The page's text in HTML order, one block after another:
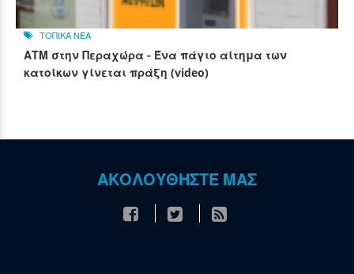
ΤΟΠΙΚΑ ΝΕΑ
ΑΤΜ στην Περαχώρα - Ένα πάγιο αίτημα των
κατοίκων γίνεται πράξη (video)
ΑΚΟΛΟΥΘΗΣΤΕ ΜΑΣ